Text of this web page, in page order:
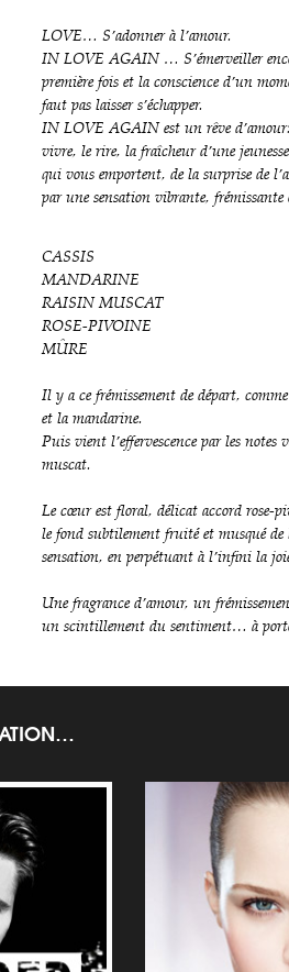
LOVE… S’adonner à l’amour.
IN LOVE AGAIN … S’émerveiller
première fois et la conscience d’un
faut pas laisser s’échapper.
IN LOVE AGAIN est un rêve
vivre, le rire, la fraîcheur d’une
qui vous emportent, de la surprise de
par une sensation vibrante, frémissante
CASSIS
MANDARINE
RAISIN MUSCAT
ROSE-PIVOINE
MÛRE
Il y a ce frémissement de départ,
et la mandarine.
Puis vient l’effervescence par les notes
muscat.
Le cœur est floral, délicat accord rose-
le fond subtilement fruité et musqué de
sensation, en perpétuant à l’infini la
Une fragrance d’amour, un
un scintillement du sentiment… à